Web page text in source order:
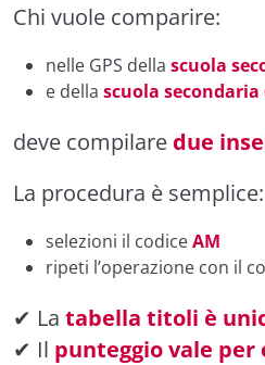
Chi vuole comparire:
nelle GPS della scuola
e della scuola secondaria
deve compilare due
La procedura è semplice:
selezioni il codiceAM
ripeti l’operazione con il
✔ La tabella titoli è
✔ Il punteggio vale